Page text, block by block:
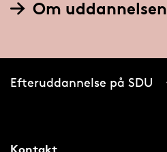
Om uddannelsen
Efteruddannelse på SDU
Kontakt